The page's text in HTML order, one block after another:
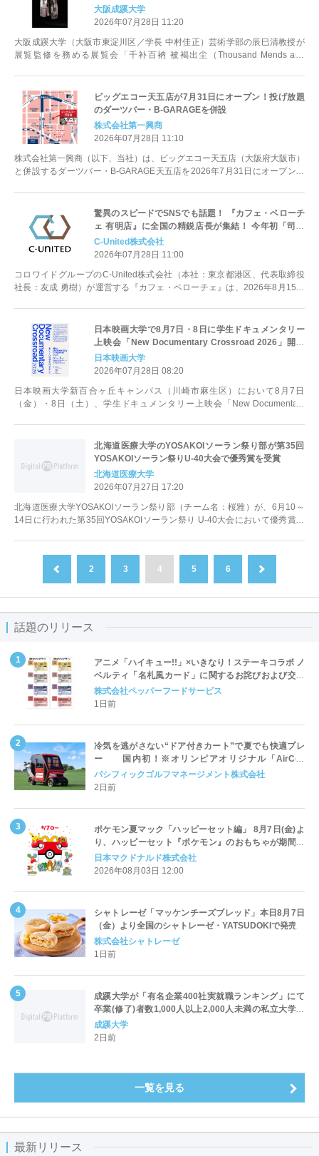
忠雄氏設計の良渚文化芸術中心にて、日中の手仕事と
「循環の思想」を提示 ―
大阪成蹊大学
2026年07月28日 11:20
大阪成蹊大学（大阪市東淀川区／学長 中村佳正）芸術学部の辰巳清教授が
展覧監修を務める展覧会「千补百衲 被褐出尘（Thousand Mends and
ビッグエコー天五店が7月31日にオープン！投げ放題
のダーツバー・B-GARAGEを併設
株式会社第一興商
2026年07月28日 11:10
株式会社第一興商（以下、当社）は、ビッグエコー天五店（大阪府大阪市）
と併設するダーツバー・B-GARAGE天五店を2026年7月31日にオープンし
驚異のスピードでSNSでも話題！ 『カフェ・ベローチ
ェ 有明店』に全国の精鋭店長が集結！ 今年初「司令
塔」体制で夏コミケに挑む ～ 初登場「謎の黒ねこドリ
ンク」と限定グッズも販売 ～
C-United株式会社
2026年07月28日 11:00
コロワイドグループのC-United株式会社（本社：東京都港区、代表取締役
社長：友成 勇樹）が運営する『カフェ・ベローチェ』は、2026年8月15日
日本映画大学で8月7日・8日に学生ドキュメンタリー
上映会「New Documentary Crossroad 2026」開催
― ドキュメンタリー映画を学ぶ大学・映画学校が集
合、トークイベントも実施
日本映画大学
2026年07月28日 08:20
日本映画大学新百合ヶ丘キャンパス（川崎市麻生区）において8月7日
（金）・8日（土）、学生ドキュメンタリー上映会「New Documentary
北海道医療大学のYOSAKOIソーラン祭り部が第35回
YOSAKOIソーラン祭りU-40大会で優秀賞を受賞
北海道医療大学
2026年07月27日 17:20
北海道医療大学YOSAKOIソーラン祭り部（チーム名：桜雅）が、6月10～
14日に行われた第35回YOSAKOIソーラン祭り U-40大会において優秀賞を
2 3 4 5 6
話題のリリース
アニメ「ハイキュー!!」×いきなり！ステーキコラボ ノ
ベルティ「名札風カード」に関するお詫びおよび交換
対応についてのご案内
株式会社ペッパーフードサービス
1日前
冷気を逃がさない“ドア付きカート”で夏でも快適プレ
ー 国内初！※オリンピアオリジナル「AirCon
Cart（エアコンカート）」導入 | ＰＧＭ
パシフィックゴルフマネージメント株式会社
2日前
ポケモン夏マック「ハッピーセット編」 8月7日(金)よ
り、ハッピーセット『ポケモン』のおもちゃが期間限
定登場
日本マクドナルド株式会社
2026年08月03日 12:00
シャトレーゼ「マッケンチーズブレッド」本日8月7日
（金）より全国のシャトレーゼ・YATSUDOKIで発売
株式会社シャトレーゼ
1日前
成蹊大学が「有名企業400社実就職ランキング」にて
卒業(修了)者数1,000人以上2,000人未満の私立大学で
全国第1位を獲得！～実就職率は26.5%（前年比＋
4.3pt）に伸長、東京の私立大学でも10位にランクイン
成蹊大学
2日前
一覧を見る
最新リリース